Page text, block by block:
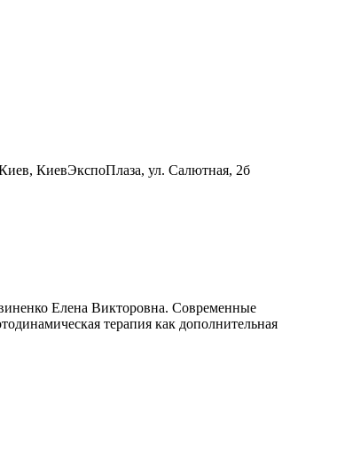
КиевЭкспоПлаза, ул. Салютная, 2б
Елена Викторовна. Современные
терапия как дополнительная